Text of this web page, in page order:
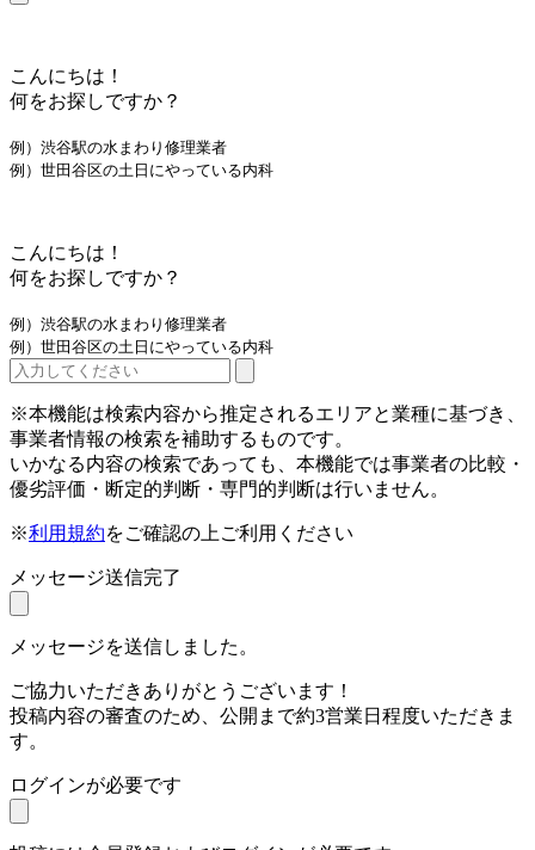
こんにちは！
何をお探しですか？
例）渋谷駅の水まわり修理業者
例）世田谷区の土日にやっている内科
こんにちは！
何をお探しですか？
例）渋谷駅の水まわり修理業者
例）世田谷区の土日にやっている内科
※本機能は検索内容から推定されるエリアと業種に基づき、
事業者情報の検索を補助するものです。
いかなる内容の検索であっても、本機能では事業者の比較・
優劣評価・断定的判断・専門的判断は行いません。
※利用規約をご確認の上ご利用ください
メッセージ送信完了
メッセージを送信しました。
ご協力いただきありがとうございます！
投稿内容の審査のため、公開まで約3営業日程度いただきま
す。
ログインが必要です